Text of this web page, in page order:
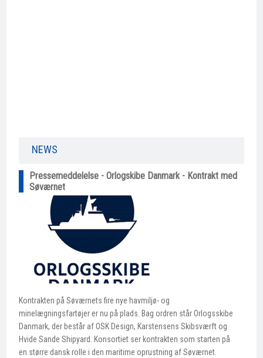
NEWS​
Pressemeddelelse - Orlogskibe Danmark - Kontrakt med
Søværnet
Kontrakten på Søværnets fire nye havmiljø- og
minelægningsfartøjer er nu på plads. Bag ordren står Orlogsskibe
Danmark, der består af OSK Design, Karstensens Skibsværft og
Hvide Sande Shipyard. Konsortiet ser kontrakten som starten på
en større dansk rolle i den maritime oprustning af Søværnet.